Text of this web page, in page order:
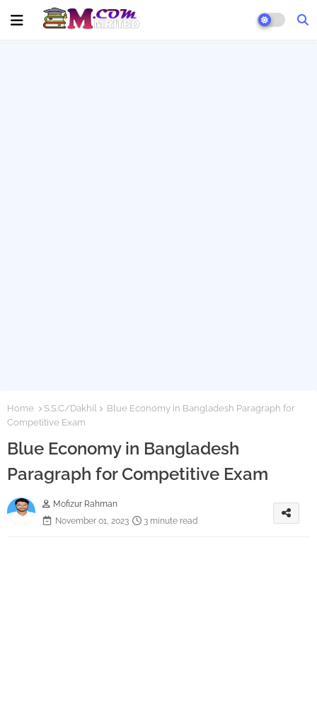
Home S.S.C/Dakhil
Blue Economy in Bangladesh Paragraph for
Competitive Exam
Blue Economy in Bangladesh
Paragraph for Competitive Exam
Mofizur Rahman
November 01, 2023
3 minute read